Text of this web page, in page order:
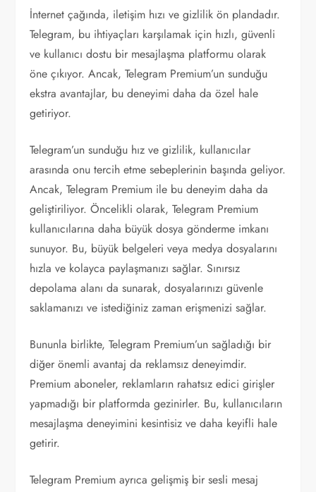
İnternet çağında, iletişim hızı ve gizlilik ön plandadır.
Telegram, bu ihtiyaçları karşılamak için hızlı, güvenli
ve kullanıcı dostu bir mesajlaşma platformu olarak
öne çıkıyor. Ancak, Telegram Premium’un sunduğu
ekstra avantajlar, bu deneyimi daha da özel hale
getiriyor.
Telegram’un sunduğu hız ve gizlilik, kullanıcılar
arasında onu tercih etme sebeplerinin başında geliyor.
Ancak, Telegram Premium ile bu deneyim daha da
geliştiriliyor. Öncelikli olarak, Telegram Premium
kullanıcılarına daha büyük dosya gönderme imkanı
sunuyor. Bu, büyük belgeleri veya medya dosyalarını
hızla ve kolayca paylaşmanızı sağlar. Sınırsız
depolama alanı da sunarak, dosyalarınızı güvenle
saklamanızı ve istediğiniz zaman erişmenizi sağlar.
Bununla birlikte, Telegram Premium’un sağladığı bir
diğer önemli avantaj da reklamsız deneyimdir.
Premium aboneler, reklamların rahatsız edici girişler
yapmadığı bir platformda gezinirler. Bu, kullanıcıların
mesajlaşma deneyimini kesintisiz ve daha keyifli hale
getirir.
Telegram Premium ayrıca gelişmiş bir sesli mesaj